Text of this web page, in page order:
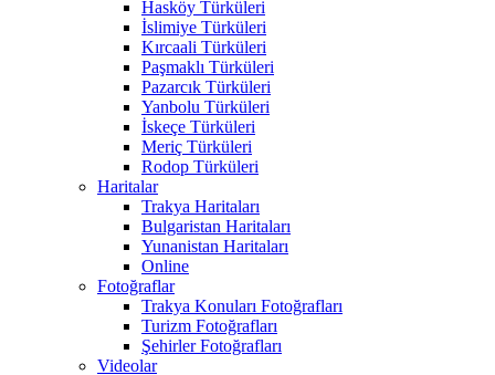
Hasköy Türküleri
İslimiye Türküleri
Kırcaali Türküleri
Paşmaklı Türküleri
Pazarcık Türküleri
Yanbolu Türküleri
İskeçe Türküleri
Meriç Türküleri
Rodop Türküleri
Haritalar
Trakya Haritaları
Bulgaristan Haritaları
Yunanistan Haritaları
Online
Fotoğraflar
Trakya Konuları Fotoğrafları
Turizm Fotoğrafları
Şehirler Fotoğrafları
Videolar